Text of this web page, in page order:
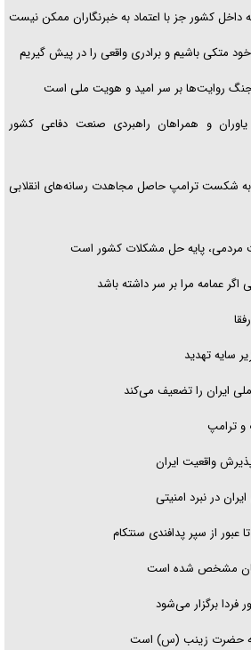
جنگ رمضان/ خواهرم فرمانده جهادی و
کشور جز با اعتماد به خبرنگاران ممکن نیست
متکی باشیم و برادری واقعی را در پیش گیریم
روایت‌ها بر سر امید و هویت ملی است
یاوران و همراهان راهبردی صنعت دفاعی کشور
به شکست ترامپ حاصل مجاهدت رسانه‌های انقلابی
پایه حل مشکلات کشور است
عمامه مرا بر سر داشته باشد
سایه تهدید
ایران را تضعیف می‌کند
ترامپ
واقعیت ایران
در نبرد امنیتی
عبور از سپر پدافندی سنتکام
مشخص شده است
برگزار می‌شود
حضرت زینب (س) است